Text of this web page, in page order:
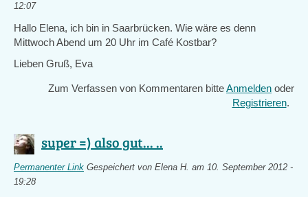
12:07
Hallo Elena, ich bin in Saarbrücken. Wie wäre es denn
Mittwoch Abend um 20 Uhr im Café Kostbar?
Lieben Gruß, Eva
Zum Verfassen von Kommentaren bitteAnmelden oder
Registrieren.
super =) also gut... ..
Permanenter Link Gespeichert von Elena H. am 10. September 2012 -
19:28